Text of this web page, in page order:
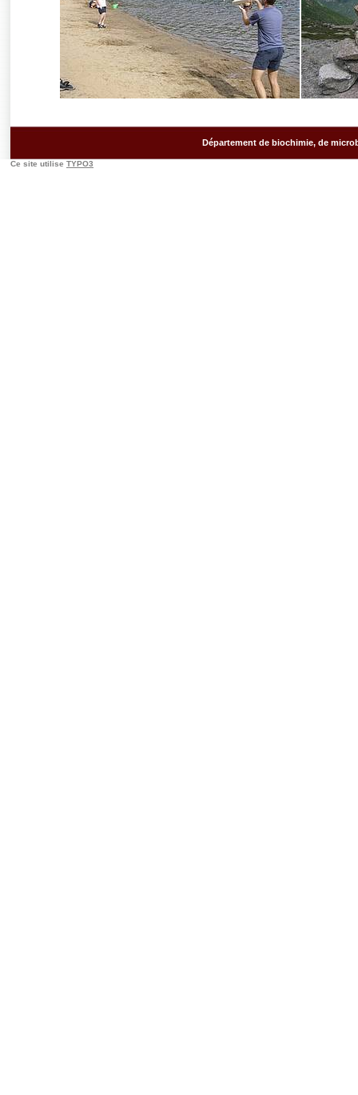
Département de biochimie, de
Ce site utilise TYPO3